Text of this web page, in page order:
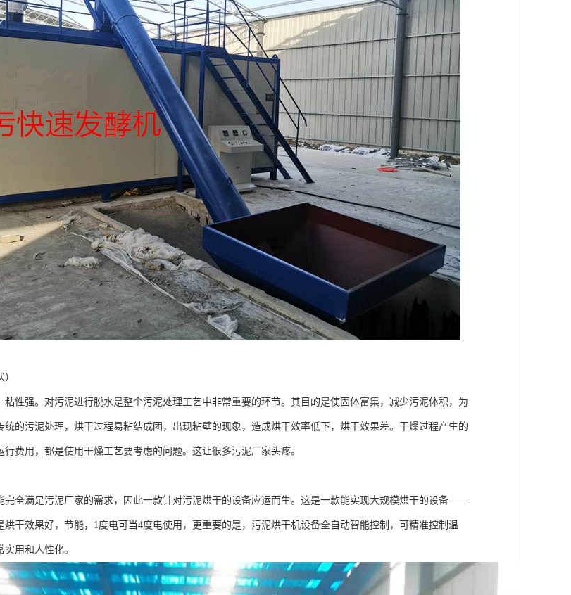
粘性强。对污泥进行脱水是整个污泥处理工艺中非常重要的环节。其目的是使固体富集，减少污泥体积，为
统的污泥处理，烘干过程易粘结成团，出现粘壁的现象，造成烘干效率低下，烘干效果差。干燥过程产生的
费用，都是使用干燥工艺要考虑的问题。这让很多污泥厂家头疼。
完全满足污泥厂家的需求，因此一款针对污泥烘干的设备应运而生。这是一款能实现大规模烘干的设备——
烘干效果好，节能，1度电可当4度电使用，更重要的是，污泥烘干机设备全自动智能控制，可精准控制温
用和人性化。